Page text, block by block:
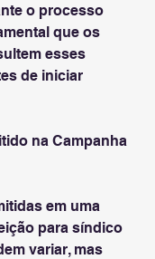
o processo
que os
esses
de iniciar
na Campanha
em uma
para síndico
variar, mas